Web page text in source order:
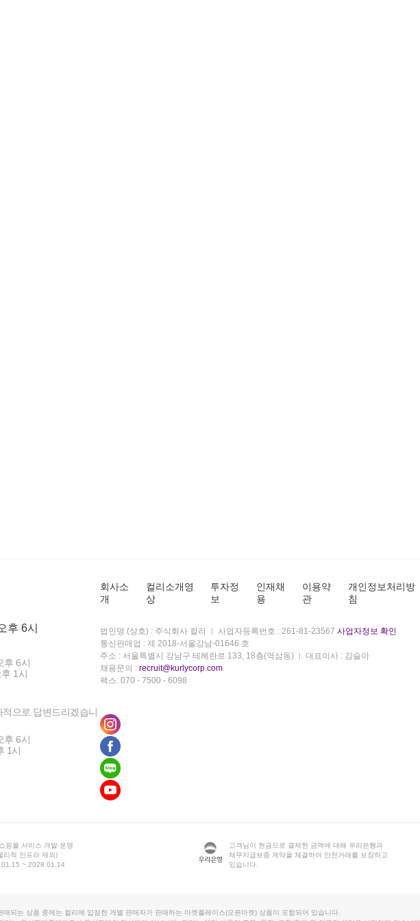
후 6시
후 6시
1시
으로 답변드리겠습니
후 6시
1시
회사소
개
컬리소개영
상
투자정
보
인재채
용
이용약
관
개인정보처리방
침
법인명 (상호) : 주식회사 컬리 사업자등록번호 : 261-81-23567 사업자정보 확인
통신판매업 : 제 2018-서울강남-01646 호
주소 : 서울특별시 강남구 테헤란로 133, 18층(역삼동)
대표이사 : 김슬아
채용문의 : recruit@kurlycorp.com
팩스: 070 - 7500 - 6098
핑몰 서비스 개발·운영
리적 인프라 제외)
~ 2028.01.14
고객님이 현금으로 결제한 금액에 대해 우리은행과
채무지급보증 계약을 체결하여 안전거래를 보장하고
있습니다.
매되는 상품 중에는 컬리에 입점한 개별 판매자가 판매하는 마켓플레이스(오픈마켓) 상품이 포함되어 있습니다.